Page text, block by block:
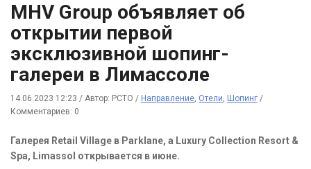
MHV Group объявляет об
открытии первой
эксклюзивной шопинг-
галереи в Лимассоле
14.06.2023 12:23 / Автор: РСТО / Направление, Отели, Шопинг /
Комментариев: 0
Галерея Retail Village в Parklane, a Luxury Collection Resort &
Spa, Limassol открывается в июне.